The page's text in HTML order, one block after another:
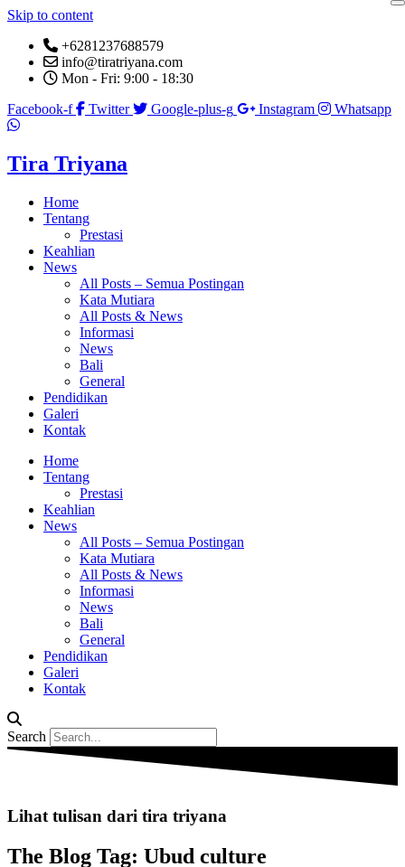
Skip to content
+6281237688579
info@tiratriyana.com
Mon - Fri: 9:00 - 18:30
Facebook-f
Twitter Google-plus-g Instagram Whatsapp
Tira Triyana
Home
Tentang
Prestasi
Keahlian
News
All Posts – Semua Postingan
Kata Mutiara
All Posts & News
Informasi
News
Bali
General
Pendidikan
Galeri
Kontak
Home
Tentang
Prestasi
Keahlian
News
All Posts – Semua Postingan
Kata Mutiara
All Posts & News
Informasi
News
Bali
General
Pendidikan
Galeri
Kontak
Search
Lihat tulisan dari tira triyana
The Blog Tag: Ubud culture